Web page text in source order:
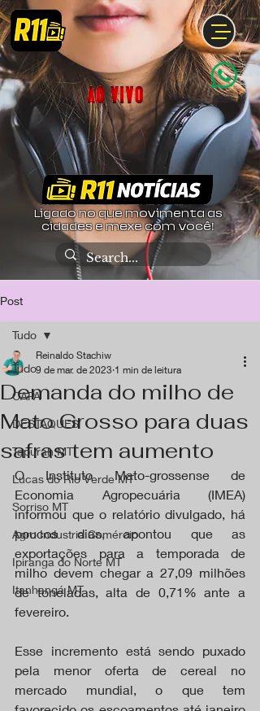
Ligado no que movimenta as
cidades e mexe com você!
Post
Tudo
CAPA
DESTAQUES
Tapurah MT
Lucas do Rio Verde MT
Sorriso MT
Agro Industria Comércio
Ipiranga do Norte MT
Itanhangá MT
Tudo
Demanda do milho de
Mato Grosso para duas
safras tem aumento
Reinaldo Stachiw
9 de mar. de 2023 1 min de leitura
O Instituto Mato-grossense de
Economia Agropecuária (IMEA)
informou que o relatório divulgado, há
poucos dias, apontou que as
exportações para a temporada de
milho devem chegar a 27,09 milhões
de toneladas, alta de 0,71% ante a
fevereiro.
Esse incremento está sendo puxado
pela menor oferta de cereal no
mercado mundial, o que tem